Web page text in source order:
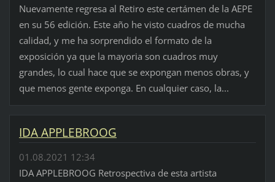
Nuevamente regresa al Retiro este certámen de la AEPE
en su 56 edición. Este año he visto cuadros de mucha
calidad, y me ha sorprendido el formato de la
exposición ya que la mayoria son cuadros muy
grandes, lo cual hace que se expongan menos obras, y
que menos gente exponga. En cualquier caso, la...
IDA APPLEBROOG
01.08.2021 12:34
IDA APPLEBROOG Retrospectiva de esta artista